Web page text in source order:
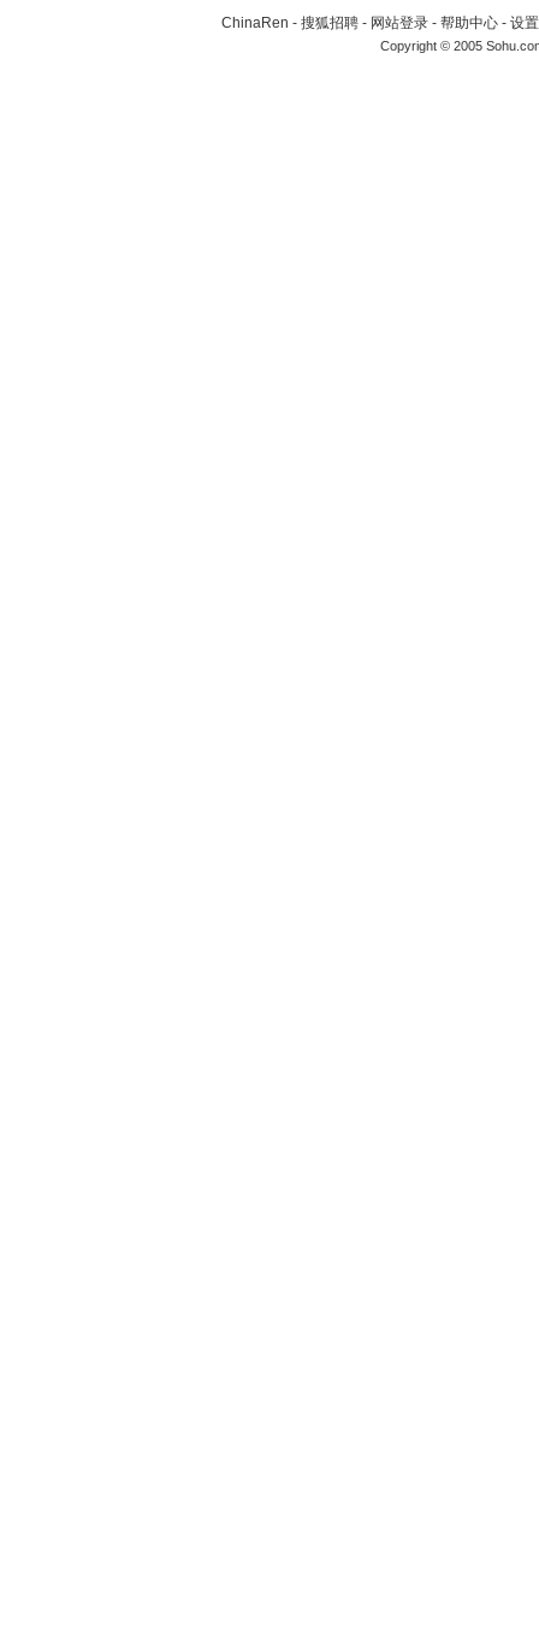
ChinaRen - 搜狐招聘 - 网站登录 - 帮助中心 - 设
Copyright © 2005